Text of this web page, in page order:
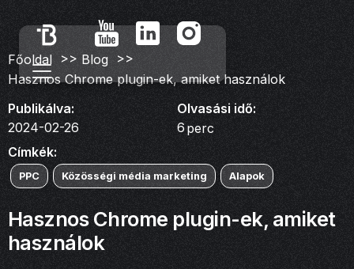
Főoldal >> Blog >>
Hasznos Chrome plugin-ek, amiket használok
Publikálva:
2024-02-26
Olvasási idő:
6 perc
Címkék:
PPC Közösségi média marketing Alapok
Hasznos Chrome plugin-ek, amiket
használok